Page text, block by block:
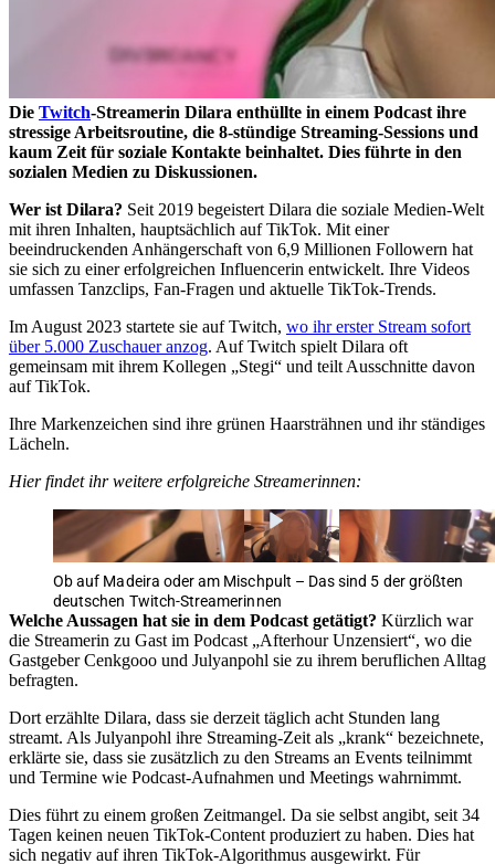
Die Twitch-Streamerin Dilara enthüllte in einem Podcast ihre
stressige Arbeitsroutine, die 8-stündige Streaming-Sessions und
kaum Zeit für soziale Kontakte beinhaltet. Dies führte in den
sozialen Medien zu Diskussionen.
Wer ist Dilara? Seit 2019 begeistert Dilara die soziale Medien-Welt
mit ihren Inhalten, hauptsächlich auf TikTok. Mit einer
beeindruckenden Anhängerschaft von 6,9 Millionen Followern hat
sie sich zu einer erfolgreichen Influencerin entwickelt. Ihre Videos
umfassen Tanzclips, Fan-Fragen und aktuelle TikTok-Trends.
Im August 2023 startete sie auf Twitch, wo ihr erster Stream sofort
über 5.000 Zuschauer anzog. Auf Twitch spielt Dilara oft
gemeinsam mit ihrem Kollegen „Stegi“ und teilt Ausschnitte davon
auf TikTok.
Ihre Markenzeichen sind ihre grünen Haarsträhnen und ihr ständiges
Lächeln.
Hier findet ihr weitere erfolgreiche Streamerinnen:
Ob auf Madeira oder am Mischpult – Das sind 5 der größten
deutschen Twitch-Streamerinnen
Welche Aussagen hat sie in dem Podcast getätigt? Kürzlich war
die Streamerin zu Gast im Podcast „Afterhour Unzensiert“, wo die
Gastgeber Cenkgooo und Julyanpohl sie zu ihrem beruflichen Alltag
befragten.
Dort erzählte Dilara, dass sie derzeit täglich acht Stunden lang
streamt. Als Julyanpohl ihre Streaming-Zeit als „krank“ bezeichnete,
erklärte sie, dass sie zusätzlich zu den Streams an Events teilnimmt
und Termine wie Podcast-Aufnahmen und Meetings wahrnimmt.
Dies führt zu einem großen Zeitmangel. Da sie selbst angibt, seit 34
Tagen keinen neuen TikTok-Content produziert zu haben. Dies hat
sich negativ auf ihren TikTok-Algorithmus ausgewirkt. Für